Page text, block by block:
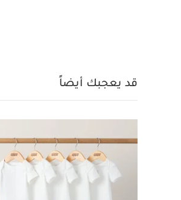
قد يعجبك أيضاً